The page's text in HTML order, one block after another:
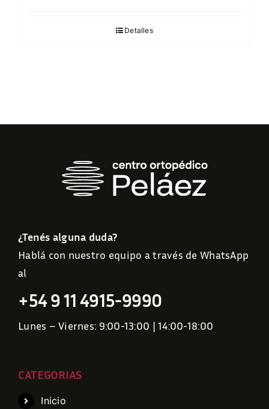
Detalles
¿Tenés alguna duda?
Hablá con nuestro equipo a través de WhatsApp
al
+54 9 11 4915-9990
Lunes – Viernes: 9:00-13:00 | 14:00-18:00
CATEGORIAS
Inicio